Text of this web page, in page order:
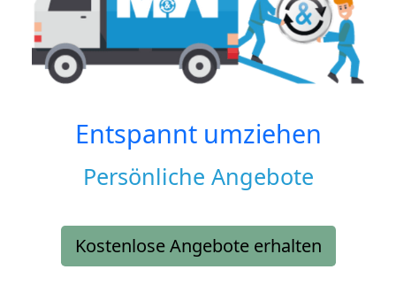
Entspannt umziehen
Persönliche Angebote
Kostenlose Angebote erhalten